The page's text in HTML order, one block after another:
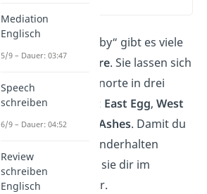
In „The Great Gatsby“ gibt es viele
wichtigeCharaktere. Sie lassen sich
anhand ihrer Wohnorte in drei
Gruppen einteilen: East Egg,West
EggundValley of Ashes. Damit du
sie besser auseinanderhalten
kannst, stellen wir sie dir im
Folgenden kurz vor.
Mediation
Englisch
5/9 – Dauer: 03:47
Speech
schreiben
6/9 – Dauer: 04:52
Review
schreiben
Englisch